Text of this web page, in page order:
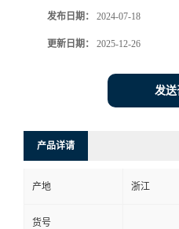
发布日期： 2024-07-18
更新日期： 2025-12-26
发送
产品详请
产地 浙江
货号